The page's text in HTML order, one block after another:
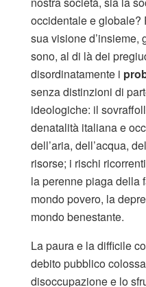
occidentale e globale?
sua visione d’insieme,
sono, al di là dei
disordinatamente i
senza distinzioni di
ideologiche: il
denatalità italiana e
dell’aria, dell’acqua,
risorse; i rischi
la perenne piaga della
mondo povero, la
mondo benestante.
La paura e la difficile
debito pubblico
disoccupazione e lo